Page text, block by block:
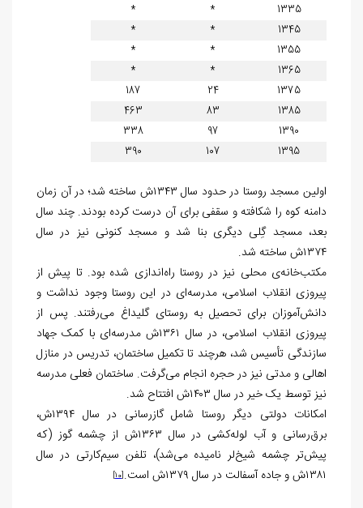
1335
*
*
1345
*
*
1355
*
*
1365
*
*
1375
24
187
1385
83
463
1390
97
338
1395
107
390
اولین مسجد روستا در حدود سال ۱۳۴۳ش ساخته شد؛ در آن زمان
دامنه کوه را شکافته و سقفی برای آن درست کرده بودند. چند سال
بعد، مسجد گِلی دیگری بنا شد و مسجد کنونی نیز در سال
۱۳۷۴ش ساخته شد.
مکتب‌خانه‌ی محلی نیز در روستا راه‌اندازی شده بود. تا پیش از
پیروزی انقلاب اسلامی، مدرسه‌ای در این روستا وجود نداشت و
دانش‌آموزان برای تحصیل به روستای گلیداغ می‌رفتند. پس از
پیروزی انقلاب اسلامی، در سال ۱۳۶۱ش مدرسه‌ای با کمک جهاد
سازندگی تأسیس شد، هرچند تا تکمیل ساختمان، تدریس در منازل
اهالی و مدتی نیز در حجره انجام می‌گرفت. ساختمان فعلی مدرسه
نیز توسط یک خیر در سال ۱۴۰۳ش افتتاح شد.
امکانات دولتی دیگر روستا شامل گازرسانی در سال ۱۳۹۴ش،
برق‌رسانی و آب لوله‌کشی در سال ۱۳۶۳ش از چشمه گوز (که
پیش‌تر چشمه شیخ‌لر نامیده می‌شد)، تلفن سیم‌کارتی در سال
۱۳۸۱ش و جاده آسفالت در سال ۱۳۷۹ش است.
[10]